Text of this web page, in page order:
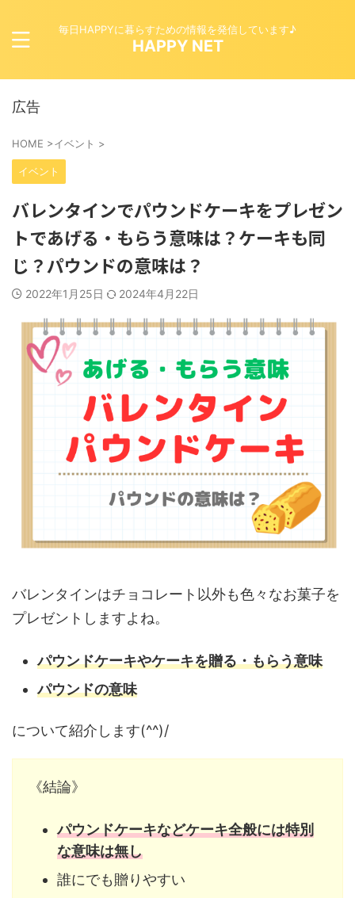
毎日HAPPYに暮らすための情報を発信しています♪
HAPPY NET
広告
HOME >イベント >
イベント
バレンタインでパウンドケーキをプレゼン
トであげる・もらう意味は？ケーキも同
じ？パウンドの意味は？
2022年1月25日 2024年4月22日
バレンタインはチョコレート以外も色々なお菓子を
プレゼントしますよね。
パウンドケーキやケーキを贈る・もらう意味
パウンドの意味
について紹介します(^^)/
《結論》
パウンドケーキなどケーキ全般には特別
な意味は無し
誰にでも贈りやすい